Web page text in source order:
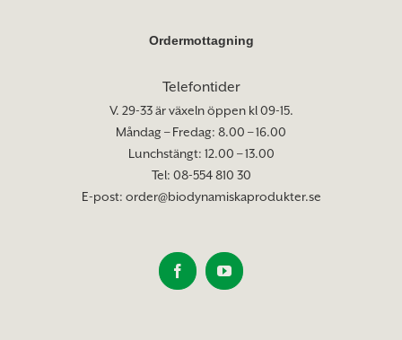
Ordermottagning
Telefontider
V. 29-33 är växeln öppen kl 09-15.
Måndag – Fredag: 8.00 – 16.00
Lunchstängt: 12.00 – 13.00
Tel: 08-554 810 30
E-post: order@biodynamiskaprodukter.se